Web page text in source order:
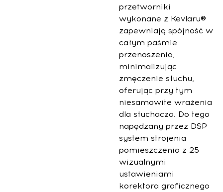
przetworniki
wykonane z Kevlaru®
zapewniają spójność w
całym paśmie
przenoszenia,
minimalizując
zmęczenie słuchu,
oferując przy tym
niesamowite wrażenia
dla słuchacza. Do tego
napędzany przez DSP
system strojenia
pomieszczenia z 25
wizualnymi
ustawieniami
korektora graficznego